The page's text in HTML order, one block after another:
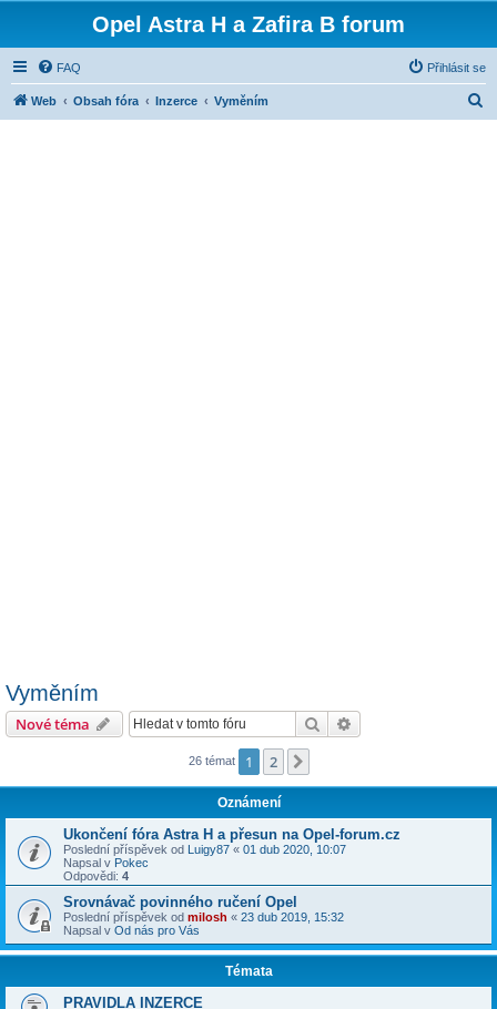
Opel Astra H a Zafira B forum
FAQ Přihlásit se
Web Obsah fóra Inzerce Vyměním
Vyměním
Nové téma Hledat
26 témat 1 2
Oznámení
Ukončení fóra Astra H a přesun na Opel-forum.cz
Poslední příspěvek od Luigy87 « 01 dub 2020, 10:07
Napsal v Pokec
Odpovědi: 4
Srovnávač povinného ručení Opel
Poslední příspěvek od milosh « 23 dub 2019, 15:32
Napsal v Od nás pro Vás
Témata
PRAVIDLA INZERCE